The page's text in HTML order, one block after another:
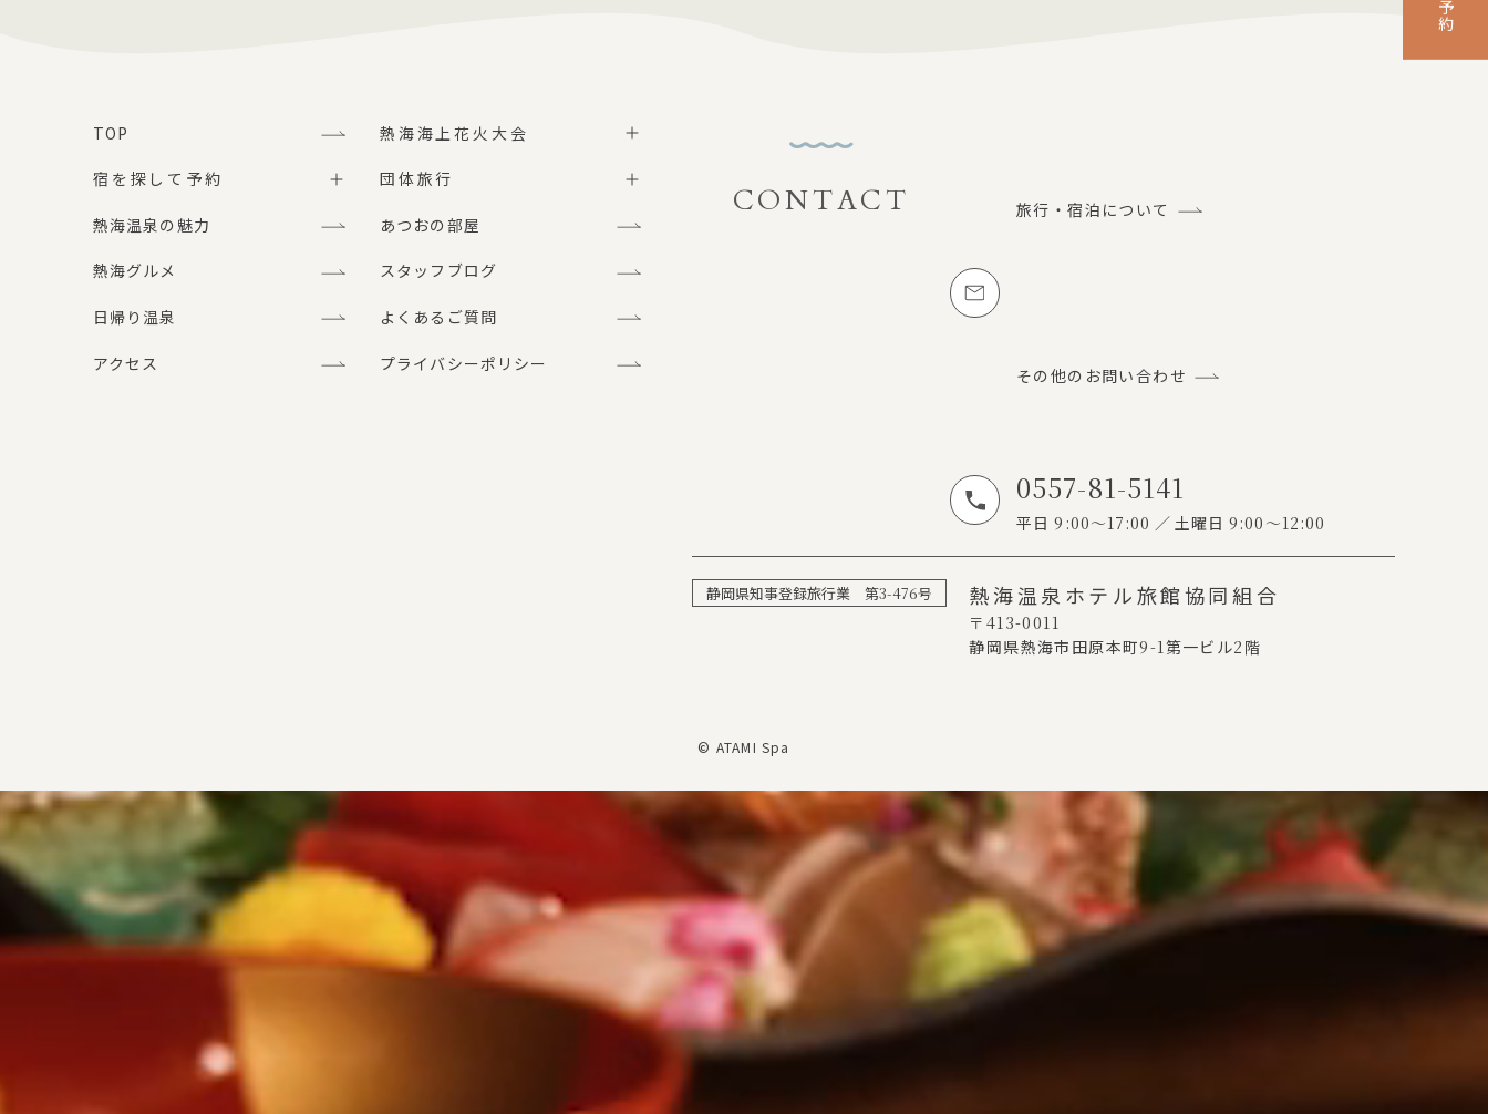
TOP
宿を探して予約
熱海温泉の魅力
熱海グルメ
日帰り温泉
アクセス
熱海海上花火大会
団体旅行
あつおの部屋
スタッフブログ
よくあるご質問
プライバシーポリシー
お問い合わせ
CONTACT
メールでのお問い合わせ
旅行・宿泊について
その他のお問い合わせ
お電話でのお問い合わせ
0557-81-5141
平日9:00～17:00 土曜日9:00～12:00
静岡県知事登録旅行業 第3-476号 熱海温泉ホテル旅館協同組合
〒413-0011
静岡県熱海市田原本町9-1 第一ビル2 階
© ATAMI Spa